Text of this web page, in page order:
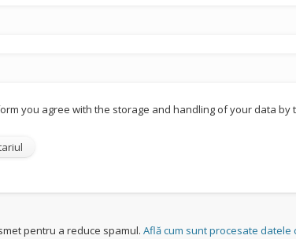
you agree with the storage and handling of your data
pentru a reduce spamul.Află cum sunt procesate datele